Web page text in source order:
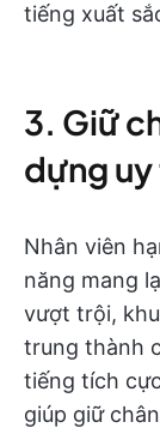
tiếng xuất
3. Giữ
dựng uy
Nhân viên
năng mang
vượt trội,
trung thành
tiếng tích
giúp giữ